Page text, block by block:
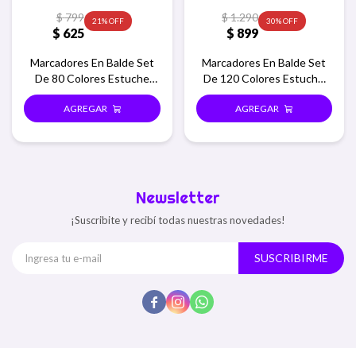
$ 625
$799 21
Marcadores En Balde Set
De 80 Colores Estuche
Redondo
$ 899
$1.290 30
Marcadores En Balde Set
De 120 Colores Estuche
Redondo
Newsletter
¡Suscribite y recibí todas nuestras novedades!
SUSCRIBIRME
  